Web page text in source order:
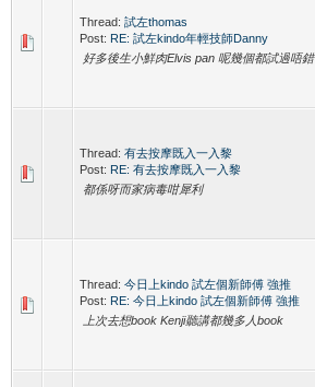
Thread: 試左thomas
Post: RE: 試左kindo年輕技師Danny
好多後生小鮮肉Elvis pan 呢幾個都試過唔錯
Thread: 有去按摩既入一入黎
Post: RE: 有去按摩既入一入黎
都係呀而家病毒咁犀利
Thread: 今日上kindo 試左個新師傅 強推
Post: RE: 今日上kindo 試左個新師傅 強推
上次去想book Kenji聽講都幾多人book